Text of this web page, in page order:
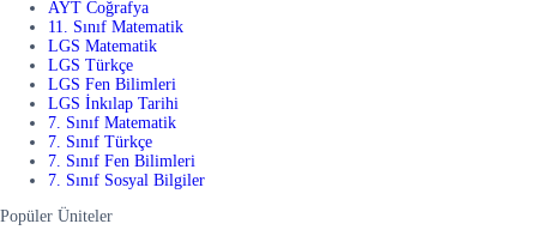
AYT Coğrafya
11. Sınıf Matematik
LGS Matematik
LGS Türkçe
LGS Fen Bilimleri
LGS İnkılap Tarihi
7. Sınıf Matematik
7. Sınıf Türkçe
7. Sınıf Fen Bilimleri
7. Sınıf Sosyal Bilgiler
Popüler Üniteler